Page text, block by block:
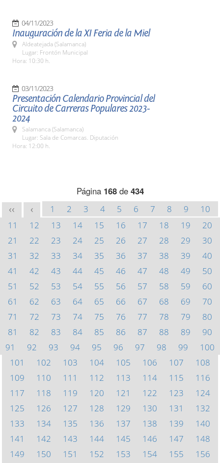
04/11/2023
Inauguración de la XI Feria de la Miel
Aldeatejada (Salamanca)
Lugar: Frontón Municipal
Hora: 10:30 h.
03/11/2023
Presentación Calendario Provincial del
Circuito de Carreras Populares 2023-
2024
Salamanca (Salamanca)
Lugar: Sala de Comarcas. Diputación
Hora: 12:00 h.
Página 168de 434
<< < 1 2 3 4 5 6 7 8 9
10
11
12 13 14 15 16 17 18 19
20
21
22 23 24 25 26 27 28 29
30
31
32 33 34 35 36 37 38 39
40
41
42 43 44 45 46 47 48 49
50
51
52 53 54 55 56 57 58 59
60
61
62 63 64 65 66 67 68 69
70
71
72 73 74 75 76 77 78 79
80
81
82 83 84 85 86 87 88 89
90
91
92 93 94 95 96 97 98 99
100
101
102 103 104 105 106 107
108
109
110 111 112 113 114 115
116
117
118 119 120 121 122 123
124
125
126 127 128 129 130 131
132
133
134 135 136 137 138 139
140
141
142 143 144 145 146 147
148
149
150 151 152 153 154 155
156